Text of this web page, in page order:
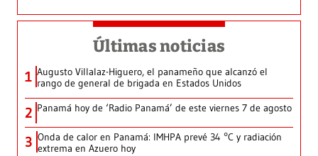
Últimas noticias
1 Augusto Villalaz-Higuero, el panameño que alcanzó el
rango de general de brigada en Estados Unidos
2 Panamá hoy de ‘Radio Panamá’ de este viernes 7 de agosto
3 Onda de calor en Panamá: IMHPA prevé 34 °C y radiación
extrema en Azuero hoy